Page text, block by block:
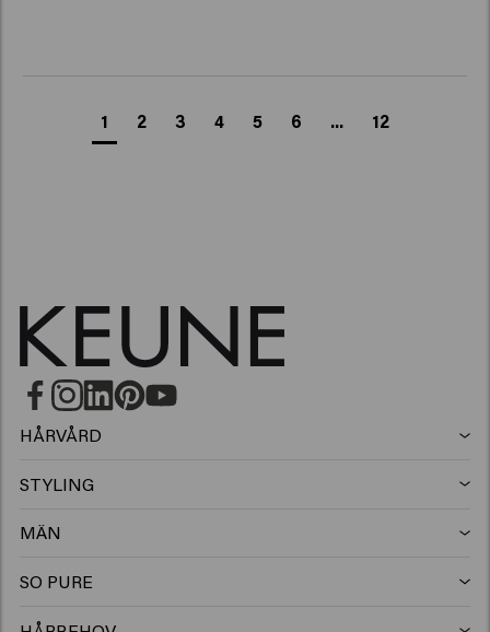
1 2 3 4 5 6 ... 12
HÅRVÅRD
Silverschampo
Balsam
STYLING
Clay
MÄN
Balsam
SO PURE
Schampo